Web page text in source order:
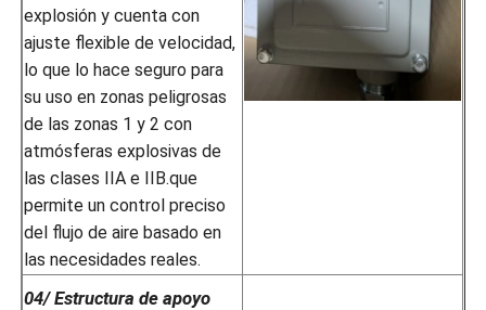
explosión y cuenta con
ajuste flexible de velocidad,
lo que lo hace seguro para
su uso en zonas peligrosas
de las zonas 1 y 2 con
atmósferas explosivas de
las clases IIA e IIB.que
permite un control preciso
del flujo de aire basado en
las necesidades reales.
04/ Estructura de apoyo